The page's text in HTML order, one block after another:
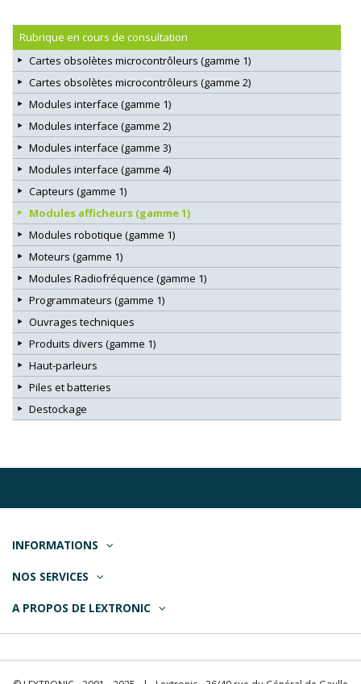
Rubrique en cours de consultation
Cartes obsolètes microcontrôleurs (gamme 1)
Cartes obsolètes microcontrôleurs (gamme 2)
Modules interface (gamme 1)
Modules interface (gamme 2)
Modules interface (gamme 3)
Modules interface (gamme 4)
Capteurs (gamme 1)
Modules afficheurs (gamme 1)
Modules robotique (gamme 1)
Moteurs (gamme 1)
Modules Radiofréquence (gamme 1)
Programmateurs (gamme 1)
Ouvrages techniques
Produits divers (gamme 1)
Haut-parleurs
Piles et batteries
Destockage
INFORMATIONS
NOS SERVICES
A PROPOS DE LEXTRONIC